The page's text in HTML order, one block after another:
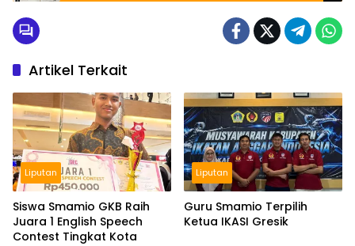
Artikel Terkait
Liputan
Siswa Smamio GKB Raih
Juara 1 English Speech
Contest Tingkat Kota
Liputan
Guru Smamio Terpilih
Ketua IKASI Gresik